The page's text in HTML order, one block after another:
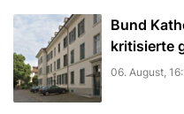
Bund
kritisierte
06. August,